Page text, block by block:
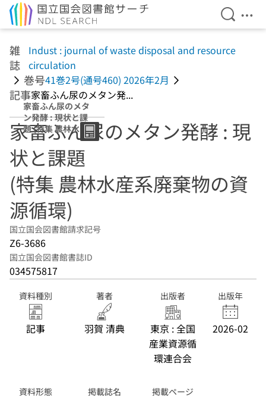
検索を
メ
雑
誌
Indust : journal of waste disposal and resource
circulation
巻号41巻2号(通号460) 2026年2月
記事家畜ふん尿のメタン発...
家畜ふん尿のメタ
ン発酵 : 現状と課
題 (特集 農林水産
系廃棄物の資源循
環)
家畜ふん尿のメタン発酵 : 現
状と課題
(特集 農林水産系廃棄物の資
源循環)
国立国会図書館請求記号
Z6-3686
国立国会図書館書誌ID
034575817
資料種別
記事
著者
羽賀 清典
出版者
東京 : 全国
産業資源循
環連合会
出版年
2026-02
資料形態 掲載誌名 掲載ページ